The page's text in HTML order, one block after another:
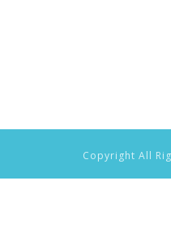
Copyright All